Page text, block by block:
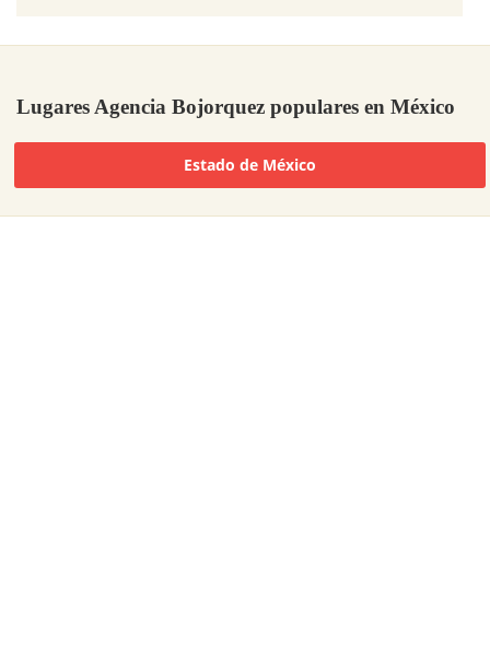
Lugares Agencia Bojorquez populares en México
Estado de México